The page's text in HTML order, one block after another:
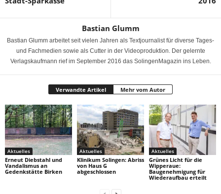
Bastian Glumm
Bastian Glumm arbeitet seit vielen Jahren als Textjournalist für diverse Tages-
und Fachmedien sowie als Cutter in der Videoproduktion. Der gelernte
Verlagskaufmann rief im September 2016 das SolingenMagazin ins Leben.
Verwandte Artikel Mehr vom Autor
Aktuelles
Erneut Diebstahl und
Vandalismus an
Gedenkstätte Birken
Aktuelles
Klinikum Solingen: Abriss
von Haus G
abgeschlossen
Aktuelles
Grünes Licht für die
Wipperaue:
Baugenehmigung für
Wiederaufbau erteilt